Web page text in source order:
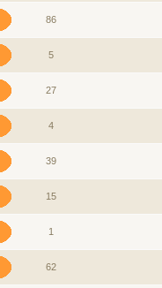
86
5
27
4
39
15
1
62